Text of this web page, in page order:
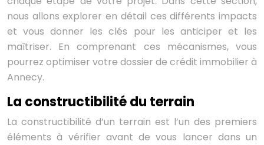
nous allons explorer en détail ces différents impacts
et vous donner les clés pour les anticiper et les
maîtriser. En comprenant ces mécanismes, vous
pourrez optimiser votre dossier de crédit immobilier à
Annecy.
La constructibilité du terrain
La constructibilité d’un terrain est l’un des premiers
éléments à vérifier avant de vous lancer dans un